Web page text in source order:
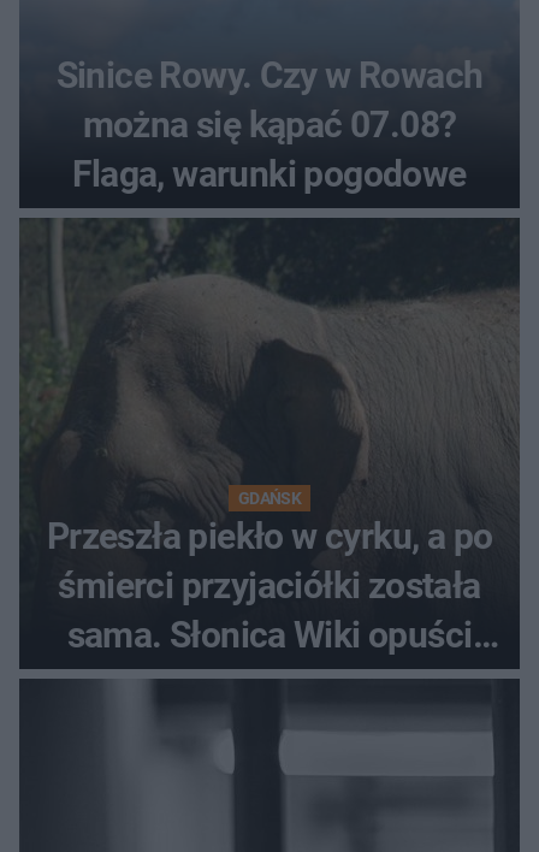
Sinice Rowy. Czy w Rowach
można się kąpać 07.08?
Flaga, warunki pogodowe
GDAŃSK
Przeszła piekło w cyrku, a po
śmierci przyjaciółki została
sama. Słonica Wiki opuści
gdańskie zoo?